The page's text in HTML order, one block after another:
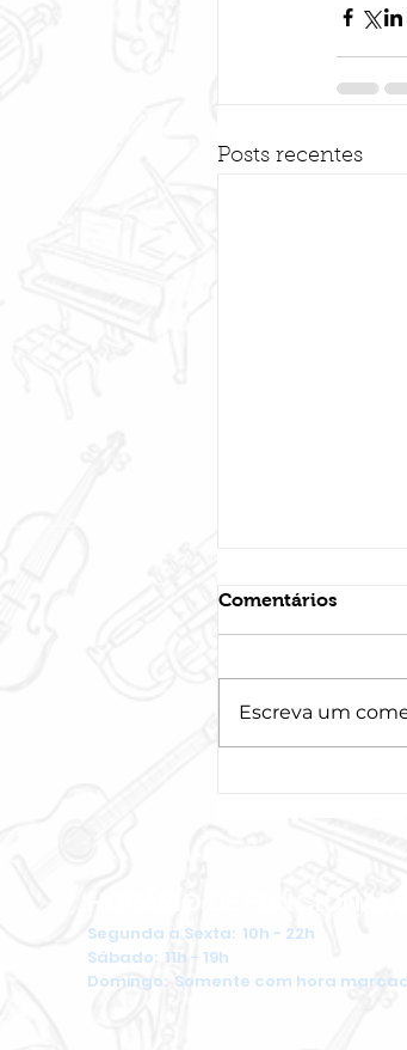
Posts recentes
Comentários
Escreva um
Segunda a Sexta: 10h - 22h
​Sábado: 11h - 19h
Domingo: Somente com hora